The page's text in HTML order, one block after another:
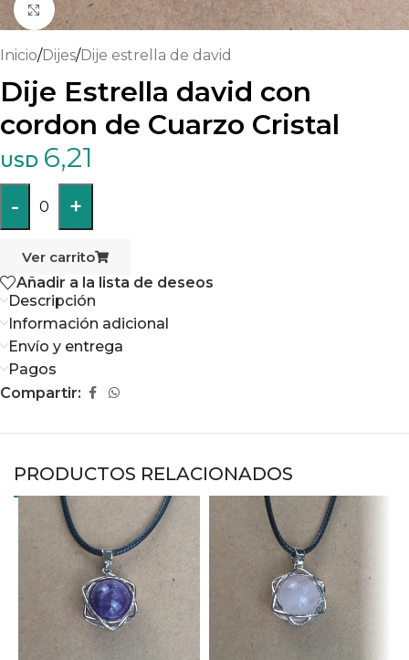
Haga clic para ampliar
Inicio/Dijes/Dije estrella de david
Dije Estrella david con
cordon de Cuarzo Cristal
USD 6,21
- 0 +
Ver carrito
Añadir a la lista de deseos
Descripción
Información adicional
Envío y entrega
Pagos
Compartir:
PRODUCTOS RELACIONADOS